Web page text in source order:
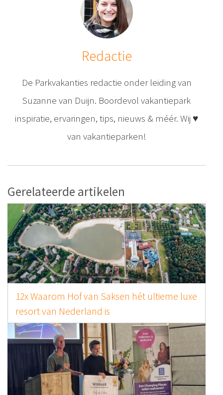
Redactie
De Parkvakanties redactie onder leiding van
Suzanne van Duijn. Boordevol vakantiepark
inspiratie, ervaringen, tips, nieuws & méér. Wij ♥
van vakantieparken!
Gerelateerde artikelen
12x Waarom Hof van Saksen hét ultieme luxe
resort van Nederland is